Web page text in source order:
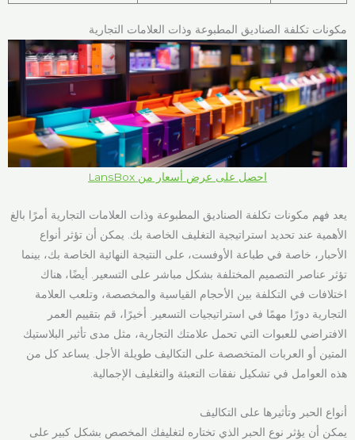
مكونات تكلفة الصناديق المطبوعة وذات العلامات التجارية
احصل على عرض أسعار من LansBox
يعد فهم مكونات تكلفة الصناديق المطبوعة وذات العلامات التجارية أمرًا بالغ
الأهمية عند تحديد استراتيجية التغليف الخاصة بك. يمكن أن تؤثر أنواع
الأحبار، خاصة في طباعة الأوفست، على النتيجة النهائية الخاصة بك، بينما
تؤثر عناصر التصميم المختلفة بشكل مباشر على التسعير. أيضًا، هناك
اختلافات في التكلفة بين الأحجام القياسية والمخصصة، وتلعب العلامة
التجارية دورًا مهمًا في استراتيجيات التسعير. أخيرًا، قم بتقييم العمر
الافتراضي للعبوات التي تحمل علامتك التجارية، مثل مدى تأثير البلاستيك
المتين أو العربات المتخصصة على التكاليف طويلة الأجل. يساعد كل من
هذه العوامل في تشكيل نفقات التعبئة والتغليف الإجمالية.
أنواع الحبر وتأثيرها على التكاليف
يمكن أن يؤثر نوع الحبر الذي تختاره لتغليفك المخصص بشكل كبير على